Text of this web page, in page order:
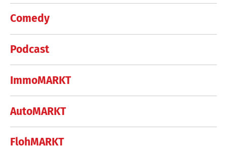
Comedy
Podcast
ImmoMARKT
AutoMARKT
FlohMARKT